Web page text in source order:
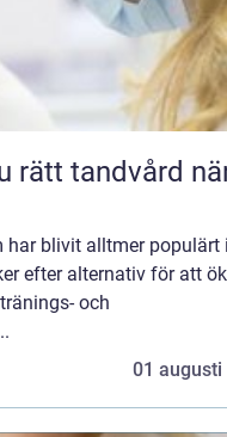
har blivit alltmer populärt
efter alternativ för att
och
01 augusti